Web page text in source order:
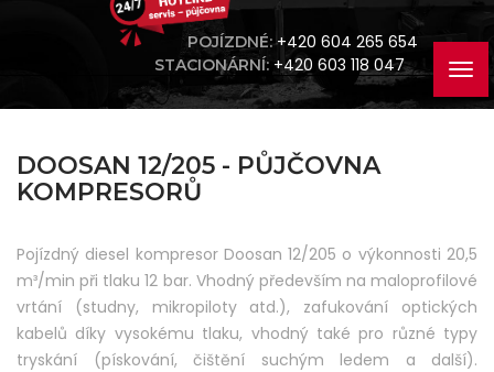
POJÍZDNÉ:+420 604 265 654
STACIONÁRNÍ: +420 603 118 047
DOOSAN 12/205 - PŮJČOVNA
KOMPRESORŮ
Pojízdný diesel kompresor Doosan 12/205 o výkonnosti 20,5
m³/min při tlaku 12 bar. Vhodný především na maloprofilové
vrtání (studny, mikropiloty atd.), zafukování optických
kabelů díky vysokému tlaku, vhodný také pro různé typy
tryskání (pískování, čištění suchým ledem a další).